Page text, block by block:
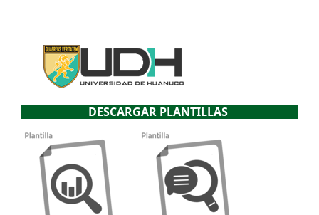
DESCARGAR PLANTILLAS